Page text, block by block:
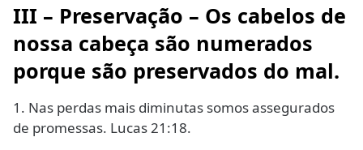
III – Preservação – Os cabelos de
nossa cabeça são numerados
porque são preservados do mal.
1. Nas perdas mais diminutas somos assegurados
de promessas. Lucas 21:18.